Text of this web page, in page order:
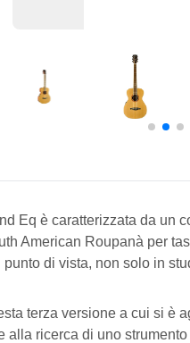
Eq è caratterizzata da
American Roupanà per
di vista, non solo in
terza versione a cui si
alla ricerca di uno